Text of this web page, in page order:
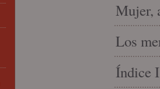
Mujer,
Los
Índice